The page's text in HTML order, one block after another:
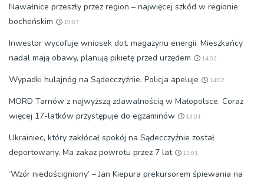
Nawałnice przeszły przez region – najwięcej szkód w regionie
bocheńskim
19:07
Inwestor wycofuje wniosek dot. magazynu energii. Mieszkańcy
nadal mają obawy, planują pikietę przed urzędem
14:02
Wypadki hulajnóg na Sądecczyźnie. Policja apeluje 14:02
MORD Tarnów z najwyższą zdawalnością w Małopolsce. Coraz
więcej 17-latków przystępuje do egzaminów
13:01
Ukrainiec, który zakłócał spokój na Sądecczyźnie został
deportowany. Ma zakaz powrotu przez 7 lat
13:01
‘Wzór niedościgniony’ – Jan Kiepura prekursorem śpiewania na